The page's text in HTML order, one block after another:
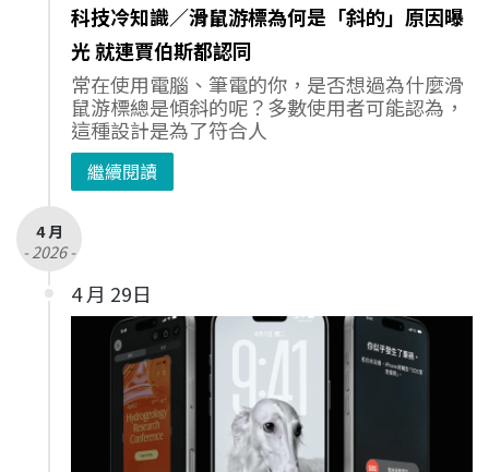
科技冷知識／滑鼠游標為何是「斜的」原因曝
光 就連賈伯斯都認同
常在使用電腦、筆電的你，是否想過為什麼滑
鼠游標總是傾斜的呢？多數使用者可能認為，
這種設計是為了符合人
繼續閱讀
4 月
- 2026 -
4 月 29日